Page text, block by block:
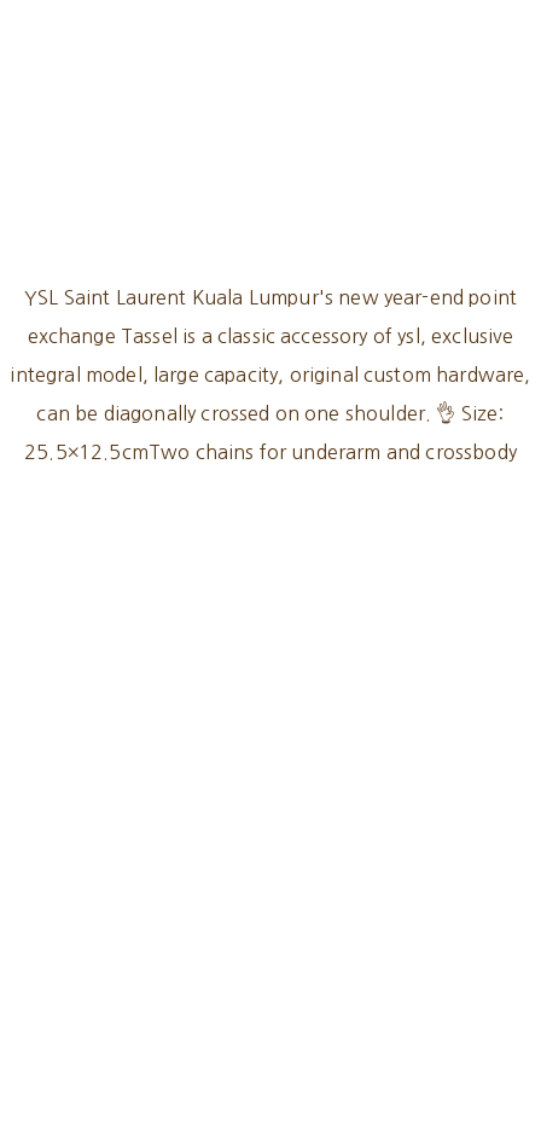
YSL Saint Laurent Kuala Lumpur's new year-end point
exchange Tassel is a classic accessory of ysl, exclusive
integral model, large capacity, original custom hardware,
can be diagonally crossed on one shoulder. 👌 Size:
25.5×12.5cmTwo chains for underarm and crossbody